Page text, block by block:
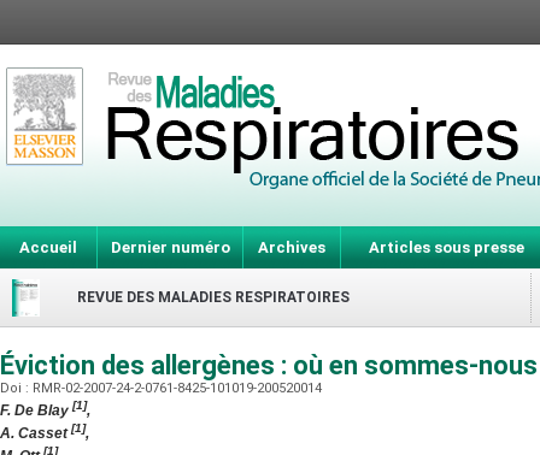
Accueil Dernier numéro Archives Articles sous presse
REVUE DES MALADIES RESPIRATOIRES
Éviction des allergènes : où en sommes-
Doi : RMR-02-2007-24-2-0761-8425-101019-200520014
F. De Blay [1],
A. Casset[1],
[1]